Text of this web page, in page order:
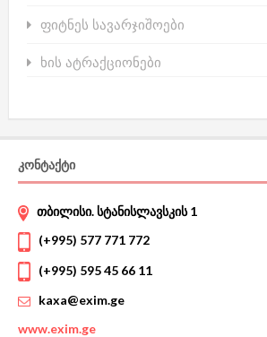
ფიტნეს სავარჯიშოები
ხის ატრაქციონები
ᲙᲝᲜᲢᲐᲥᲢᲘ
თბილისი. სტანისლავსკის 1
(+995) 577 771 772
(+995) 595 45 66 11
kaxa@exim.ge
www.exim.ge